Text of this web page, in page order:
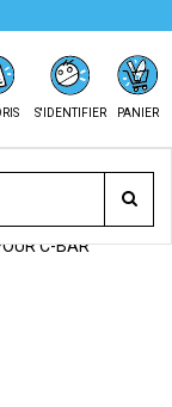
S'IDENTIFIER PANIER
C-BAR